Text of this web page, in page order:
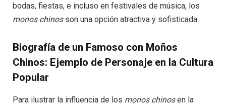
bodas, fiestas, e incluso en festivales de música, los
monos chinosson una opción atractiva y sofisticada.
Biografía de un Famoso con Moños
Chinos: Ejemplo de Personaje en la Cultura
Popular
Para ilustrar la influencia de los monos chinosen la